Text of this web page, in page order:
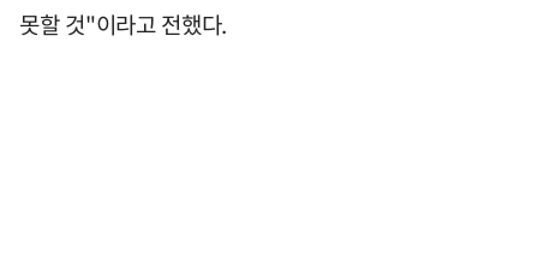
못할 것"이라고 전했다.